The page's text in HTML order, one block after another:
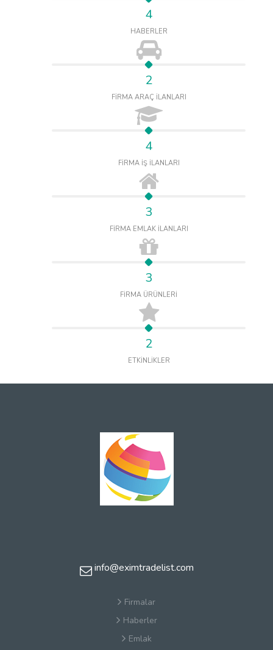
4
HABERLER
2
FİRMA ARAÇ İLANLARI
4
FİRMA İŞ İLANLARI
3
FİRMA EMLAK İLANLARI
3
FİRMA ÜRÜNLERİ
2
ETKİNLİKLER
info@eximtradelist.com
Firmalar
Haberler
Emlak